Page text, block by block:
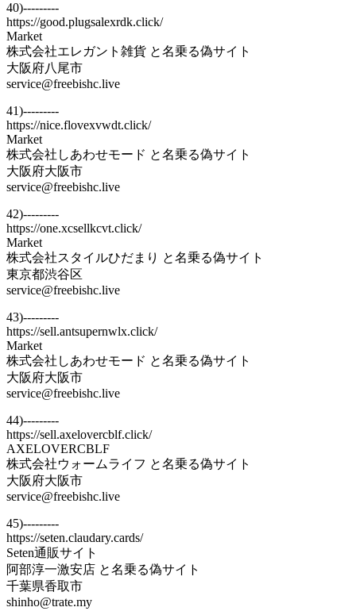
40)---------
https://good.plugsalexrdk.click/
Market
株式会社エレガント雑貨 と名乗る偽サイト
大阪府八尾市
service@freebishc.live
41)---------
https://nice.flovexvwdt.click/
Market
株式会社しあわせモード と名乗る偽サイト
大阪府大阪市
service@freebishc.live
42)---------
https://one.xcsellkcvt.click/
Market
株式会社スタイルひだまり と名乗る偽サイト
東京都渋谷区
service@freebishc.live
43)---------
https://sell.antsupernwlx.click/
Market
株式会社しあわせモード と名乗る偽サイト
大阪府大阪市
service@freebishc.live
44)---------
https://sell.axelovercblf.click/
AXELOVERCBLF
株式会社ウォームライフ と名乗る偽サイト
大阪府大阪市
service@freebishc.live
45)---------
https://seten.claudary.cards/
Seten通販サイト
阿部淳一激安店 と名乗る偽サイト
千葉県香取市
shinho@trate.my